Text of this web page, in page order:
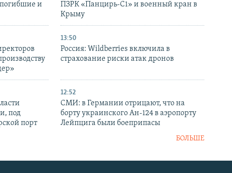
погибшие и
ПЗРК «Панцирь-С1» и военный кран в
Крыму
13:50
Россия: Wildberries включила в
страхование риски атак дронов
под
порт
12:52
СМИ: в Германии отрицают, что на
борту украинского Ан-124 в аэропорту
Лейпцига были боеприпасы
БОЛЬШЕ